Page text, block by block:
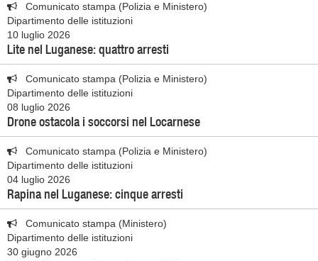
Comunicato stampa (Polizia e Ministero)
Dipartimento delle istituzioni
10 luglio 2026
Lite nel Luganese: quattro arresti
Comunicato stampa (Polizia e Ministero)
Dipartimento delle istituzioni
08 luglio 2026
Drone ostacola i soccorsi nel Locarnese
Comunicato stampa (Polizia e Ministero)
Dipartimento delle istituzioni
04 luglio 2026
Rapina nel Luganese: cinque arresti
Comunicato stampa (Ministero)
Dipartimento delle istituzioni
30 giugno 2026